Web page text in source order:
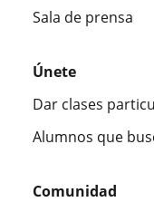
Sala de prensa
Únete
Dar clases
Alumnos que
Comunidad